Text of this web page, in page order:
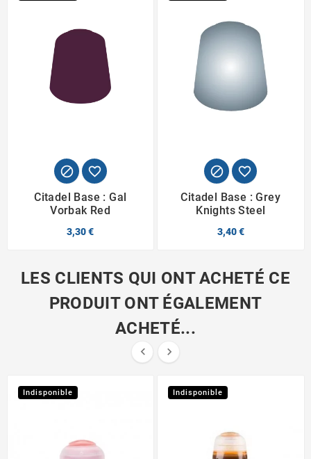
 
Citadel Base : Gal
Vorbak Red
3,30 €
 
Citadel Base : Grey
Knights Steel
3,40 €
LES CLIENTS QUI ONT ACHETÉ CE
PRODUIT ONT ÉGALEMENT
ACHETÉ...
 
Indisponible Indisponible